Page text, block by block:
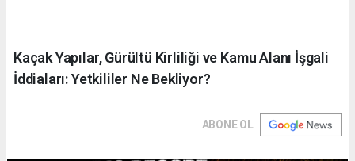
Kaçak Yapılar, Gürültü Kirliliği ve Kamu Alanı İşgali
İddiaları: Yetkililer Ne Bekliyor?
ABONE OL